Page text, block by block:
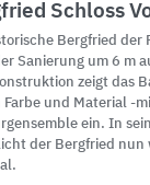
Schloss
Bergfried der
Sanierung um 6 m
zeigt das
Farbe und Material -
ein. In
der Bergfried nun